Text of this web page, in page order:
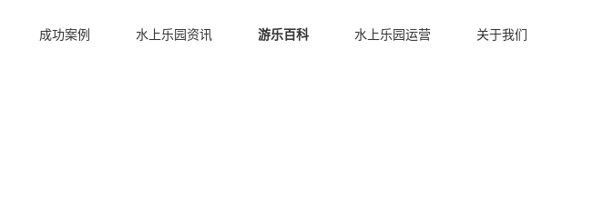
成功案例 水上乐园资讯 游乐百科 水上乐园运营 关于我们